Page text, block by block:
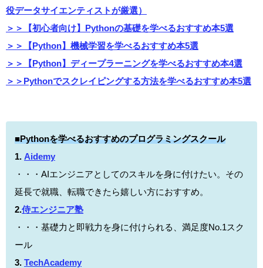
役データサイエンティストが厳選）
＞＞【初心者向け】Pythonの基礎を学べるおすすめ本5選
＞＞【Python】機械学習を学べるおすすめ本5選
＞＞【Python】ディープラーニングを学べるおすすめ本4選
＞＞Pythonでスクレイピングする方法を学べるおすすめ本5選
■Pythonを学べるおすすめのプログラミングスクール
1. Aidemy
・・・AIエンジニアとしてのスキルを身に付けたい。その
延長で就職、転職できたら嬉しい方におすすめ。
2.侍エンジニア塾
・・・基礎力と即戦力を身に付けられる、満足度No.1スク
ール
3. TechAcademy